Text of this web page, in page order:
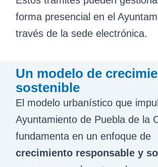
forma presencial en el
través de la sede electrónica.
Un modelo de
sostenible
El modelo urbanístico que
Ayuntamiento de Puebla de la
fundamenta en un enfoque de
crecimiento responsable y